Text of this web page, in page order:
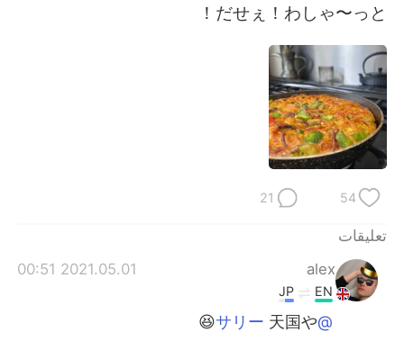
だせぇ！わしゃ〜っと！
54
21
تعليقات
alex
2021.05.01 00:51
EN
JP
@サリー
天国や😆